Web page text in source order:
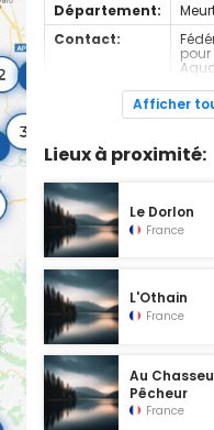
Département:
Contact:
pour
Espèces de
poissons:
nom
Classement
Domaine privé
Catégorie
1ère
Réciprocité 54
non
URNE
non
Gestionnaire
AAPPMA La truite
54.fr/614-aappma-la-
Règlement intérieur
Afficher
Lieux à proximité:
Le Dorlon
France
L'Othain
France
Au
Pêcheur
France